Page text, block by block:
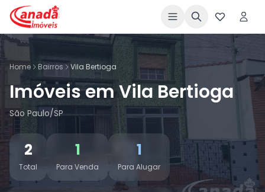
Home Bairros Vila Bertioga
Imóveis em Vila Bertioga
São Paulo/SP
2
Total
1
Para Venda
1
Para Alugar